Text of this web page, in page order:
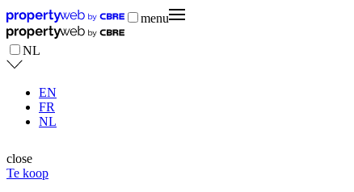
menu
NL
EN
FR
NL
close
Te koop